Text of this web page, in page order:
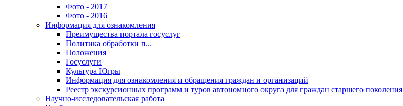
Фото - 2017
Фото - 2016
Информация для ознакомления+
Преимущества портала госуслуг
Политика обработки п...
Положения
Госуслуги
Культура Югры
Информация для ознакомления и обращения граждан и организаций
Реестр экскурсионных программ и туров автономного округа для граждан старшего поколения
Научно-исследовательская работа